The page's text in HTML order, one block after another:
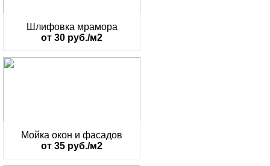
Шлифовка мрамора
от 30 руб./м2
Мойка окон и фасадов
от 35 руб./м2